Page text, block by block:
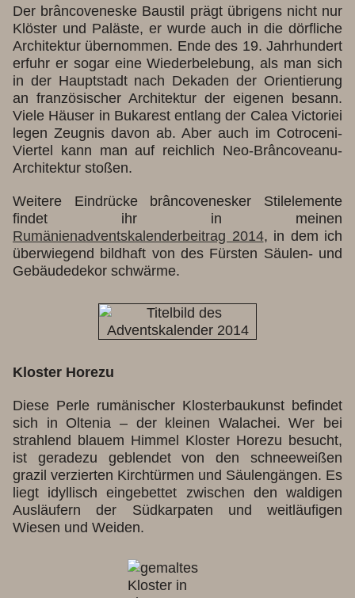
Der brâncoveneske Baustil prägt übrigens nicht nur
Klöster und Paläste, er wurde auch in die dörfliche
Architektur übernommen. Ende des 19. Jahrhundert
erfuhr er sogar eine Wiederbelebung, als man sich
in der Hauptstadt nach Dekaden der Orientierung
an französischer Architektur der eigenen besann.
Viele Häuser in Bukarest entlang der Calea Victoriei
legen Zeugnis davon ab. Aber auch im Cotroceni-
Viertel kann man auf reichlich Neo-Brâncoveanu-
Architektur stoßen.
Weitere Eindrücke brâncovenesker Stilelemente
findet ihr in meinen
Rumänienadventskalenderbeitrag 2014, in dem ich
überwiegend bildhaft von des Fürsten Säulen- und
Gebäudedekor schwärme.
Kloster Horezu
Diese Perle rumänischer Klosterbaukunst befindet
sich in Oltenia – der kleinen Walachei. Wer bei
strahlend blauem Himmel Kloster Horezu besucht,
ist geradezu geblendet von den schneeweißen
grazil verzierten Kirchtürmen und Säulengängen. Es
liegt idyllisch eingebettet zwischen den waldigen
Ausläufern der Südkarpaten und weitläufigen
Wiesen und Weiden.